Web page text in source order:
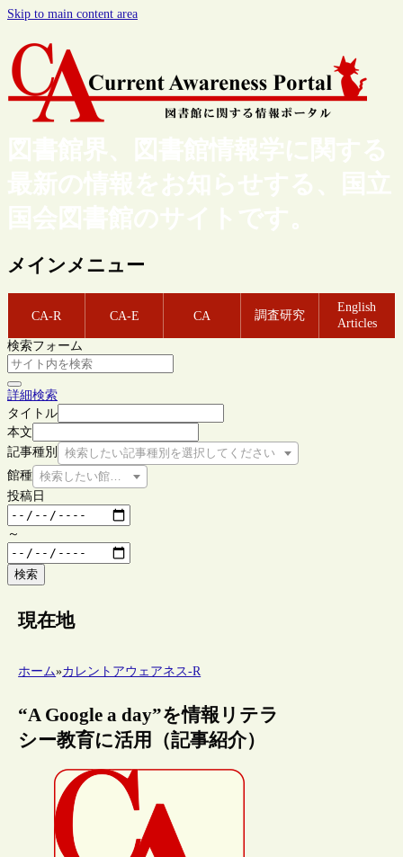
Skip to main content area
図書館界、図書館情報学に関する
最新の情報をお知らせする、国立
国会図書館のサイトです。
メインメニュー
CA-R CA-E CA 調査研究
English
Articles
検索フォーム
詳細検索
タイトル
本文
記事種別
検索したい記事種別を選択してください
館種 検索したい館種を選択してください
投稿日
～
検索
現在地
ホーム»カレントアウェアネス-R
“A Google a day”を情報リテラ
シー教育に活用（記事紹介）